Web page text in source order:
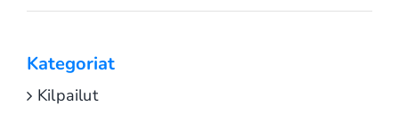
Kategoriat
Kilpailut